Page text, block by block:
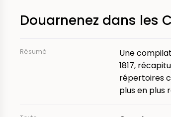
Douarnenez dans les
Résumé
Une
1817,
répertoires
plus en plus